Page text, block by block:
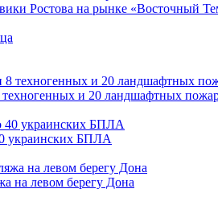
Ростова на рынке «Восточный
техногенных и 20 ландшафтных
украинских БПЛА
на левом берегу Дона